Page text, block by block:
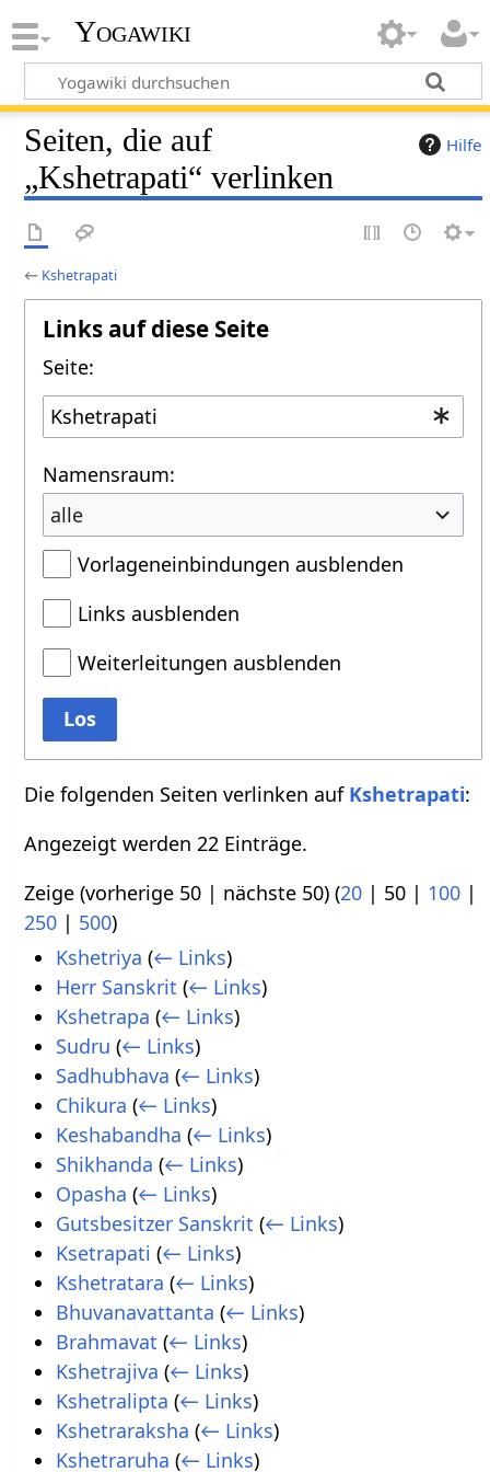
Yogawiki
Hilfe
Seiten, die auf
„Kshetrapati“ verlinken
← Kshetrapati
Links auf diese Seite
Seite:
Namensraum:
alle
Vorlageneinbindungen ausblenden
Links ausblenden
Weiterleitungen ausblenden
Los
Die folgenden Seiten verlinken auf Kshetrapati:
Angezeigt werden 22 Einträge.
Zeige (vorherige 50 | nächste 50) (20 | 50 | 100 |
250 | 500)
Kshetriya (← Links)
Herr Sanskrit (← Links)
Kshetrapa (← Links)
Sudru (← Links)
Sadhubhava (← Links)
Chikura (← Links)
Keshabandha (← Links)
Shikhanda (← Links)
Opasha (← Links)
Gutsbesitzer Sanskrit (← Links)
Ksetrapati (← Links)
Kshetratara (← Links)
Bhuvanavattanta (← Links)
Brahmavat (← Links)
Kshetrajiva (← Links)
Kshetralipta (← Links)
Kshetraraksha (← Links)
Kshetraruha (← Links)